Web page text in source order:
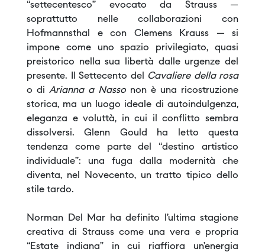
“settecentesco” evocato da Strauss —
soprattutto nelle collaborazioni con
Hofmannsthal e con Clemens Krauss — si
impone come uno spazio privilegiato, quasi
preistorico nella sua libertà dalle urgenze del
presente. Il Settecento del
Cavaliere della rosa
o di Arianna a Nasso non è una ricostruzione
storica, ma un luogo ideale di autoindulgenza,
eleganza e voluttà, in cui il conflitto sembra
dissolversi. Glenn Gould ha letto questa
tendenza come parte del “destino artistico
individuale”: una fuga dalla modernità che
diventa, nel Novecento, un tratto tipico dello
stile tardo.
Norman Del Mar ha definito l’ultima stagione
creativa di Strauss come una vera e propria
“Estate indiana” in cui riaffiora un’energia